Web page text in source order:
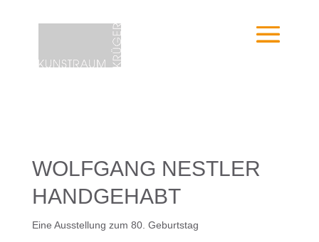
WOLFGANG NESTLER
HANDGEHABT
Eine Ausstellung zum 80. Geburtstag